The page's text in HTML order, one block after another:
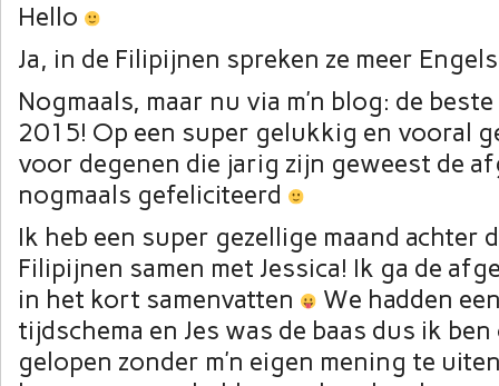
Hello
Ja, in de Filipijnen spreken ze meer
Nogmaals, maar nu via m’n blog: de
2015! Op een super gelukkig en vooral
voor degenen die jarig zijn geweest de
nogmaals gefeliciteerd
Ik heb een super gezellige maand achter
Filipijnen samen met Jessica! Ik ga de
in het kort samenvatten
We hadden
tijdschema en Jes was de baas dus ik
gelopen zonder m’n eigen mening te